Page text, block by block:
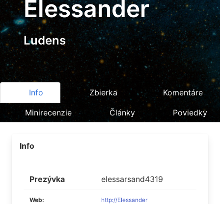
Elessander
Ludens
Info Zbierka Komentáre
Minirecenzie Články Poviedky
Info
Prezývka elessarsand4319
Web: http://Elessander